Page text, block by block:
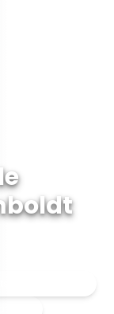
ou des espèces